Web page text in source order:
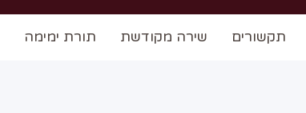
תקשורים שירה מקודשת תורת ימימה